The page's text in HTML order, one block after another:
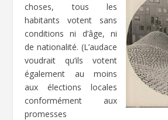
choses, tous les
habitants votent sans
conditions ni d’âge, ni
de nationalité. (L’audace
voudrait qu’ils votent
également au moins
aux élections locales
conformément aux
promesses